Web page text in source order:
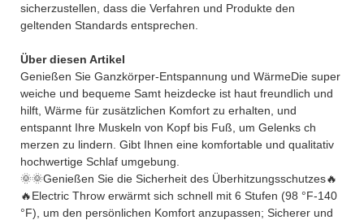
sicherzustellen, dass die Verfahren und Produkte den
geltenden Standards entsprechen.
Über diesen Artikel
Genießen Sie Ganzkörper-Entspannung und WärmeDie super
weiche und bequeme Samt heizdecke ist haut freundlich und
hilft, Wärme für zusätzlichen Komfort zu erhalten, und
entspannt Ihre Muskeln von Kopf bis Fuß, um Gelenks ch
merzen zu lindern. Gibt Ihnen eine komfortable und qualitativ
hochwertige Schlaf umgebung.
🌞🌞Genießen Sie die Sicherheit des Überhitzungsschutzes🔥
🔥Electric Throw erwärmt sich schnell mit 6 Stufen (98 °F-140
°F), um den persönlichen Komfort anzupassen; Sicherer und